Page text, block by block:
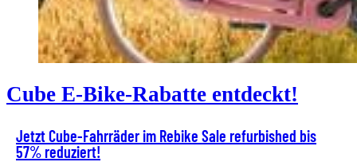
Cube E-Bike-Rabatte entdeckt!
Jetzt Cube-Fahrräder im Rebike Sale refurbished bis
57% reduziert!